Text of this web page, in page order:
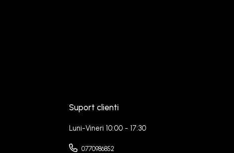
Suport clienti
Luni-Vineri 10:00 - 17:30
0770986852